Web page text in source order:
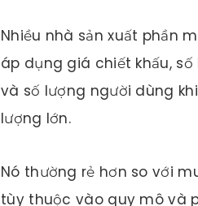
Nhiều nhà sản xuất phần
áp dụng giá chiết khấu,
và số lượng người dùng
lượng lớn.
Nó thường rẻ hơn so với
tùy thuộc vào quy mô và